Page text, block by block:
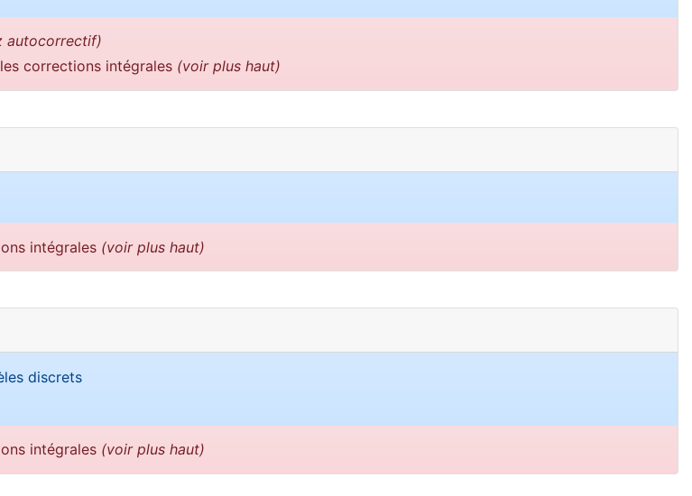
autocorrectif)
corrections intégrales (voir plus haut)
intégrales (voir plus haut)
discrets
intégrales (voir plus haut)